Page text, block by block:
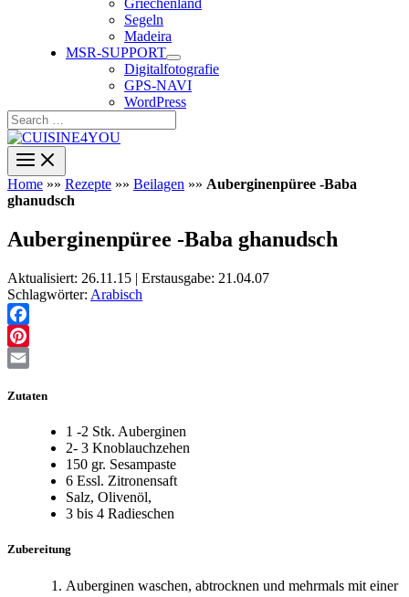
Griechenland
Segeln
Madeira
MSR-SUPPORT
Digitalfotografie
GPS-NAVI
WordPress
Search
…
Home »» Rezepte »» Beilagen »» Auberginenpüree -Baba
ghanudsch
Auberginenpüree -Baba ghanudsch
Aktualisiert: 26.11.15 | Erstausgabe: 21.04.07
Schlagwörter: Arabisch
Facebook
Pinterest
Zutaten
1 -2 Stk. Auberginen
2- 3 Knoblauchzehen
150 gr. Sesampaste
6 Essl. Zitronensaft
Salz, Olivenöl,
3 bis 4 Radieschen
Zubereitung
Auberginen waschen, abtrocknen und mehrmals mit einer